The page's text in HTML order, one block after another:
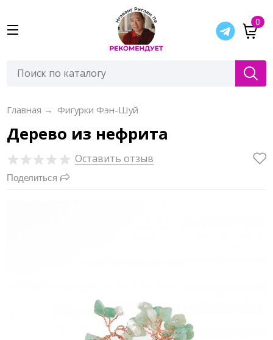
0
Главная → Фигурки Фэн-Шуй
Дерево из нефрита
Оставить отзыв
Поделиться